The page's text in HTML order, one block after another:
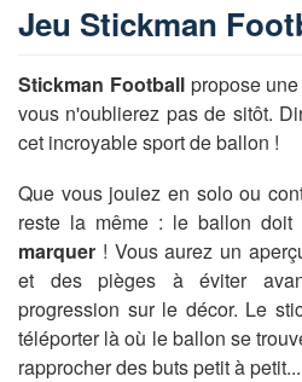
Jeu Stickman
Stickman Footballpropose
vous n'oublierez pas de sitôt.
cet incroyable sport de ballon !
Que vous jouiez en solo ou
reste la même : le ballon doit
marquer ! Vous aurez un
et des pièges à éviter
progression sur le décor. Le
téléporter là où le ballon se
rapprocher des buts petit à petit...